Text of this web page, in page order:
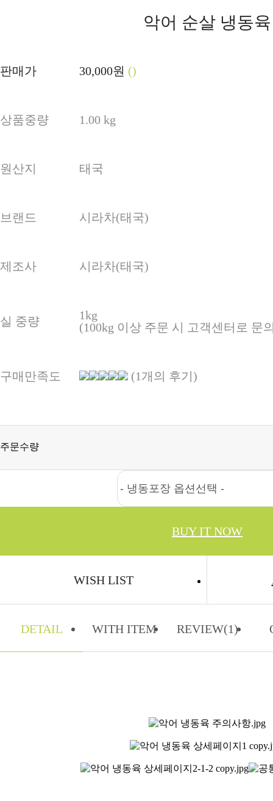
악어 순살 냉동육
판매가 30,000원 ()
상품중량 1.00 kg
원산지 태국
브랜드 시라차(태국)
제조사 시라차(태국)
실 중량
1kg
(100kg 이상 주문 시 고객센터로 문
구매만족도 (1개의 후기)
주문수량
BUY IT NOW
WISH LIST
DETAIL WITH ITEM REVIEW(1)